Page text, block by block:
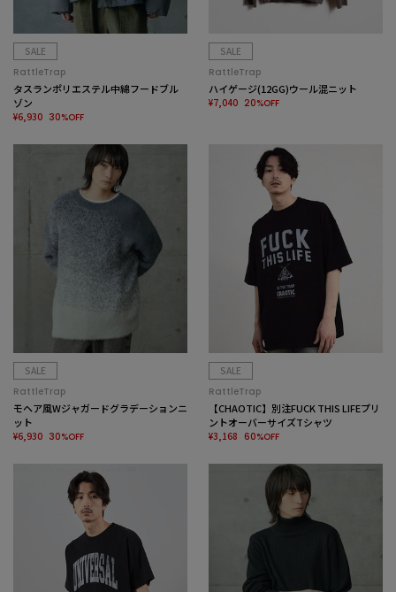
SALE
RattleTrap
タスランポリエステル中綿フードブル
ゾン
¥6,930 30%OFF
SALE
RattleTrap
ハイゲージ(12GG)ウール混ニット
¥7,040 20%OFF
SALE
RattleTrap
モヘア風Wジャガードグラデーションニ
ット
¥6,930 30%OFF
SALE
RattleTrap
【CHAOTIC】別注FUCK THIS LIFEプリ
ントオーバーサイズTシャツ
¥3,168 60%OFF